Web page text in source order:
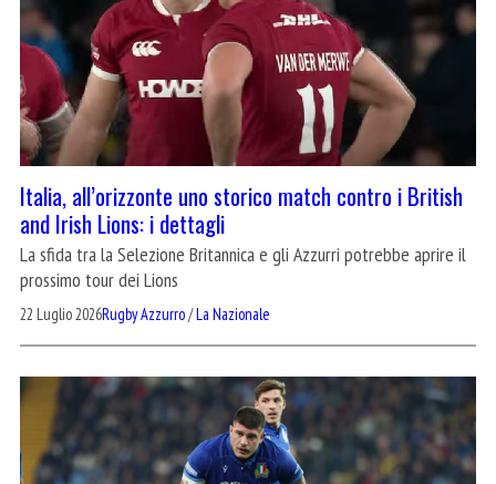
Italia, all’orizzonte uno storico match contro i British
and Irish Lions: i dettagli
La sfida tra la Selezione Britannica e gli Azzurri potrebbe aprire il
prossimo tour dei Lions
22 Luglio 2026Rugby Azzurro/La Nazionale